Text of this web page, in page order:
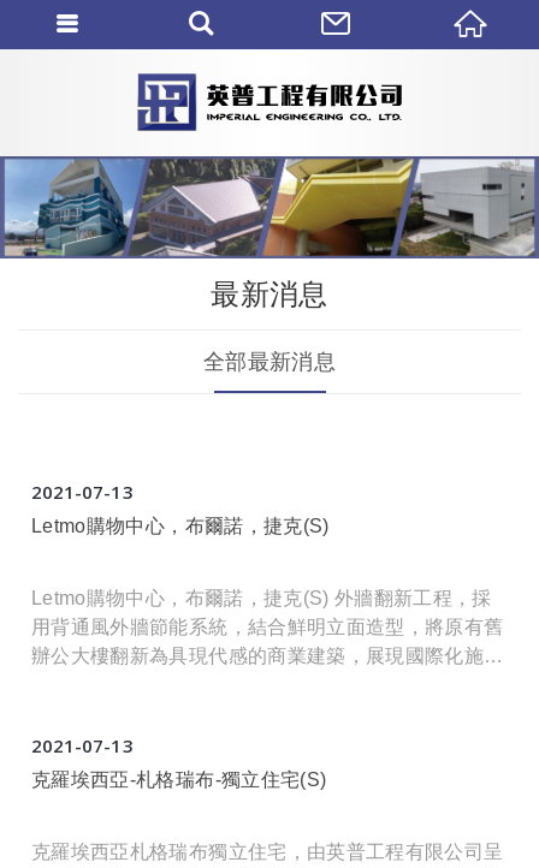
最新消息
全部最新消息
13
07
2021
Letmo購物中心，布爾諾，捷克(S)
Letmo購物中心，布爾諾，捷克(S) 外牆翻新工程，採
用背通風外牆節能系統，結合鮮明立面造型，將原有舊
辦公大樓翻新為具現代感的商業建築，展現國際化施工
13
07
2021
克羅埃西亞-札格瑞布-獨立住宅(S)
克羅埃西亞札格瑞布獨立住宅，由英普工程有限公司呈